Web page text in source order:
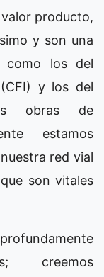
producto,
y son una
como los del
y los del
obras de
estamos
red vial
son vitales
creemos